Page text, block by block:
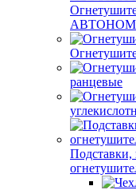
АВТОНОМ
ранцевые